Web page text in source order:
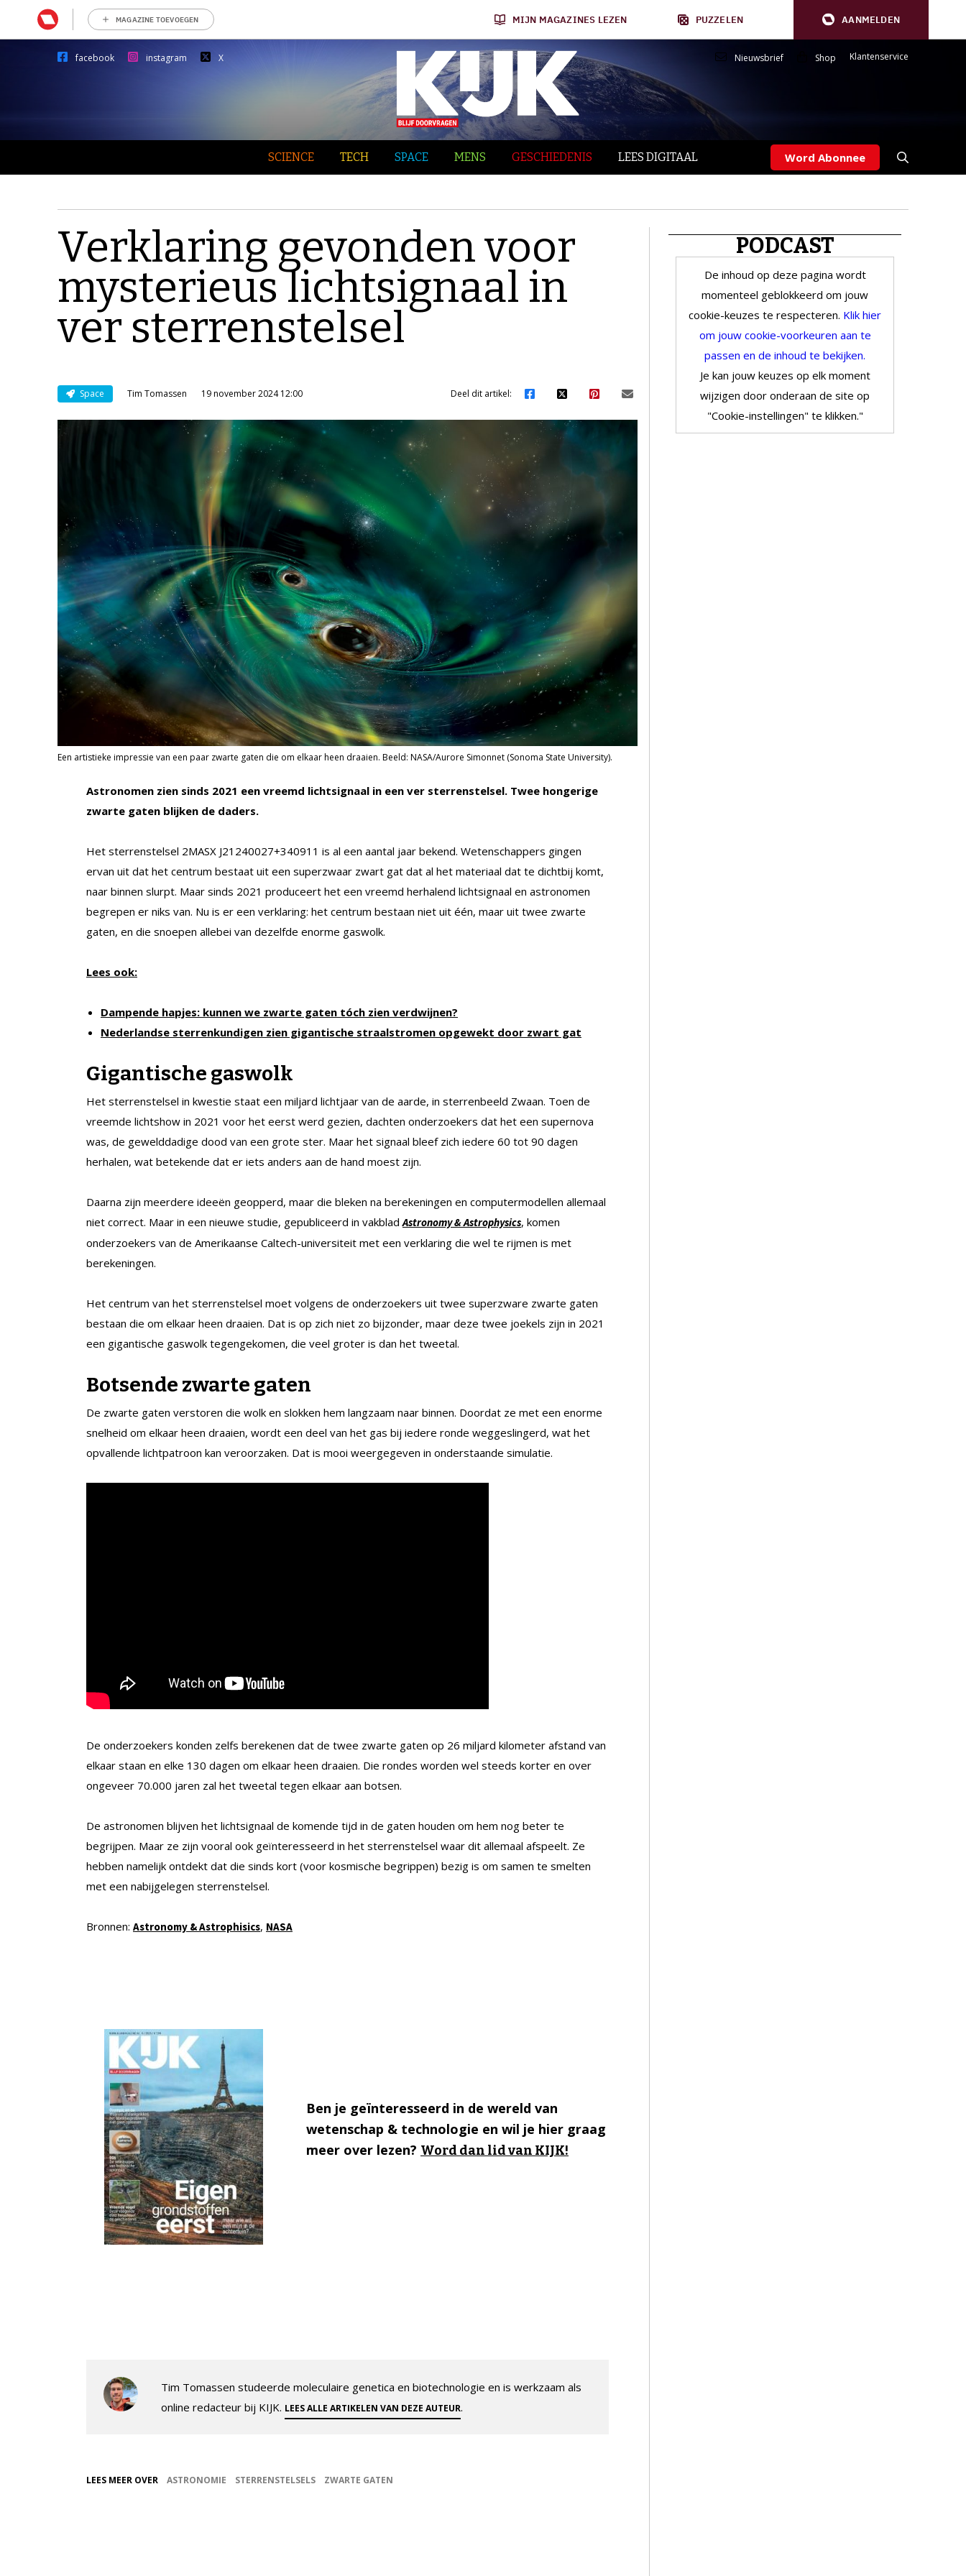
MAGAZINE TOEVOEGEN MIJN MAGAZINES LEZEN PUZZELEN AANMELDEN
facebook instagram X Nieuwsbrief Shop Klantenservice
SCIENCE TECH SPACE MENS GESCHIEDENIS LEES DIGITAAL Word Abonnee
Verklaring gevonden voor
mysterieus lichtsignaal in
ver sterrenstelsel
Space Tim Tomassen 19 november 2024 12:00 Deel dit artikel:
Een artistieke impressie van een paar zwarte gaten die om elkaar heen draaien. Beeld: NASA/Aurore Simonnet (Sonoma State University).
Astronomen zien sinds 2021 een vreemd lichtsignaal in een ver sterrenstelsel. Twee hongerige
zwarte gaten blijken de daders.
Het sterrenstelsel 2MASX J21240027+340911 is al een aantal jaar bekend. Wetenschappers gingen
ervan uit dat het centrum bestaat uit een superzwaar zwart gat dat al het materiaal dat te dichtbij komt,
naar binnen slurpt. Maar sinds 2021 produceert het een vreemd herhalend lichtsignaal en astronomen
begrepen er niks van. Nu is er een verklaring: het centrum bestaan niet uit één, maar uit twee zwarte
gaten, en die snoepen allebei van dezelfde enorme gaswolk.
Lees ook:
Dampende hapjes: kunnen we zwarte gaten tóch zien verdwijnen?
Nederlandse sterrenkundigen zien gigantische straalstromen opgewekt door zwart gat
Gigantische gaswolk
Het sterrenstelsel in kwestie staat een miljard lichtjaar van de aarde, in sterrenbeeld Zwaan. Toen de
vreemde lichtshow in 2021 voor het eerst werd gezien, dachten onderzoekers dat het een supernova
was, de gewelddadige dood van een grote ster. Maar het signaal bleef zich iedere 60 tot 90 dagen
herhalen, wat betekende dat er iets anders aan de hand moest zijn.
Daarna zijn meerdere ideeën geopperd, maar die bleken na berekeningen en computermodellen allemaal
niet correct. Maar in een nieuwe studie, gepubliceerd in vakbladAstronomy & Astrophysics, komen
onderzoekers van de Amerikaanse Caltech-universiteit met een verklaring die wel te rijmen is met
berekeningen.
Het centrum van het sterrenstelsel moet volgens de onderzoekers uit twee superzware zwarte gaten
bestaan die om elkaar heen draaien. Dat is op zich niet zo bijzonder, maar deze twee joekels zijn in 2021
een gigantische gaswolk tegengekomen, die veel groter is dan het tweetal.
Botsende zwarte gaten
De zwarte gaten verstoren die wolk en slokken hem langzaam naar binnen. Doordat ze met een enorme
snelheid om elkaar heen draaien, wordt een deel van het gas bij iedere ronde weggeslingerd, wat het
opvallende lichtpatroon kan veroorzaken. Dat is mooi weergegeven in onderstaande simulatie.
De onderzoekers konden zelfs berekenen dat de twee zwarte gaten op 26 miljard kilometer afstand van
elkaar staan en elke 130 dagen om elkaar heen draaien. Die rondes worden wel steeds korter en over
ongeveer 70.000 jaren zal het tweetal tegen elkaar aan botsen.
De astronomen blijven het lichtsignaal de komende tijd in de gaten houden om hem nog beter te
begrijpen. Maar ze zijn vooral ook geïnteresseerd in het sterrenstelsel waar dit allemaal afspeelt. Ze
hebben namelijk ontdekt dat die sinds kort (voor kosmische begrippen) bezig is om samen te smelten
met een nabijgelegen sterrenstelsel.
Bronnen: Astronomy & Astrophisics, NASA
Ben je geïnteresseerd in de wereld van
wetenschap & technologie en wil je hier graag
meer over lezen? Word dan lid van KIJK!
Tim Tomassen studeerde moleculaire genetica en biotechnologie en is werkzaam als
online redacteur bij KIJK. LEES ALLE ARTIKELEN VAN DEZE AUTEUR.
LEES MEER OVER ASTRONOMIE STERRENSTELSELS ZWARTE GATEN
PODCAST
De inhoud op deze pagina wordt
momenteel geblokkeerd om jouw
cookie-keuzes te respecteren. Klik hier
om jouw cookie-voorkeuren aan te
passen en de inhoud te bekijken.
Je kan jouw keuzes op elk moment
wijzigen door onderaan de site op
"Cookie-instellingen" te klikken."